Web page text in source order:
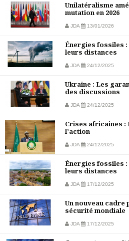
Unilatéralisme
mutation en 2026
JDA 13/01/2026
Énergies fossiles
leurs distances
JDA 24/12/2025
Ukraine : Les
des discussions
JDA 24/12/2025
Crises africaines :
l’action
JDA 24/12/2025
Énergies fossiles
leurs distances
JDA 17/12/2025
Un nouveau cadre
sécurité mondiale
JDA 17/12/2025